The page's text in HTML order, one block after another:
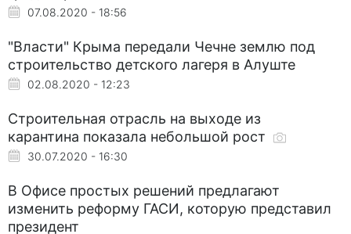
07.08.2020 - 18:56
"Власти" Крыма передали Чечне землю под
строительство детского лагеря в Алуште
02.08.2020 - 12:23
Строительная отрасль на выходе из
карантина показала небольшой рост
30.07.2020 - 16:30
В Офисе простых решений предлагают
изменить реформу ГАСИ, которую представил
президент